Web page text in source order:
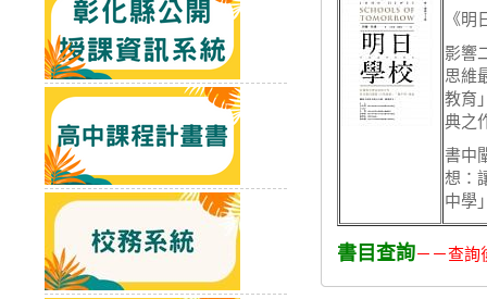
《明
影響
思維
教育
典之
書中
想：
中學
書目查詢－－查詢